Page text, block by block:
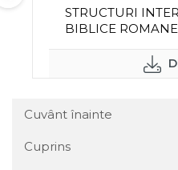
STRUCTURI
BIBLICE
Cuvânt înainte
Cuprins